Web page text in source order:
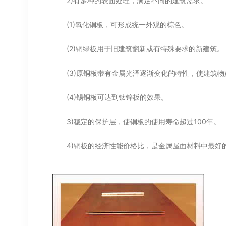
(1)氧化铜板，可形成统一外观的棕色。
(2)铜绿板用于旧建筑翻新或有特殊要求的新建筑。
(3)原铜板带有金属光泽逐渐变化的特性，使建筑物
(4)锡铜板可达到钛锌板的效果。
3)稳定的保护层，使铜板的使用寿命超过100年。
4)铜板的经济性能价格比，是金属屋面材料中最好的